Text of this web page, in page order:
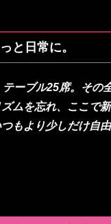
と日常に。
ーブル25席。その
ムを忘れ、ここで
もより少しだけ自由